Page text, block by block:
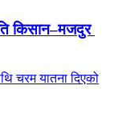
किसान–मजदुर